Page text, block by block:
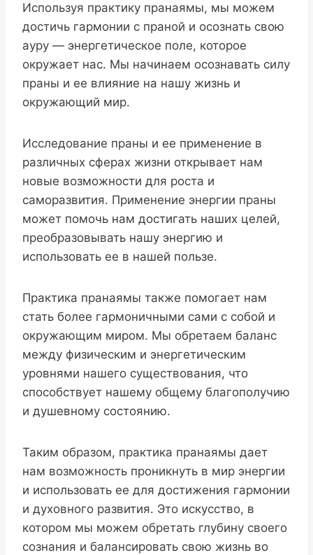
Используя практику пранаямы, мы можем
достичь гармонии с праной и осознать свою
ауру — энергетическое поле, которое
окружает нас. Мы начинаем осознавать силу
праны и ее влияние на нашу жизнь и
окружающий мир.
Исследование праны и ее применение в
различных сферах жизни открывает нам
новые возможности для роста и
саморазвития. Применение энергии праны
может помочь нам достигать наших целей,
преобразовывать нашу энергию и
использовать ее в нашей пользе.
Практика пранаямы также помогает нам
стать более гармоничными сами с собой и
окружающим миром. Мы обретаем баланс
между физическим и энергетическим
уровнями нашего существования, что
способствует нашему общему благополучию
и душевному состоянию.
Таким образом, практика пранаямы дает
нам возможность проникнуть в мир энергии
и использовать ее для достижения гармонии
и духовного развития. Это искусство, в
котором мы можем обретать глубину своего
сознания и балансировать свою жизнь во